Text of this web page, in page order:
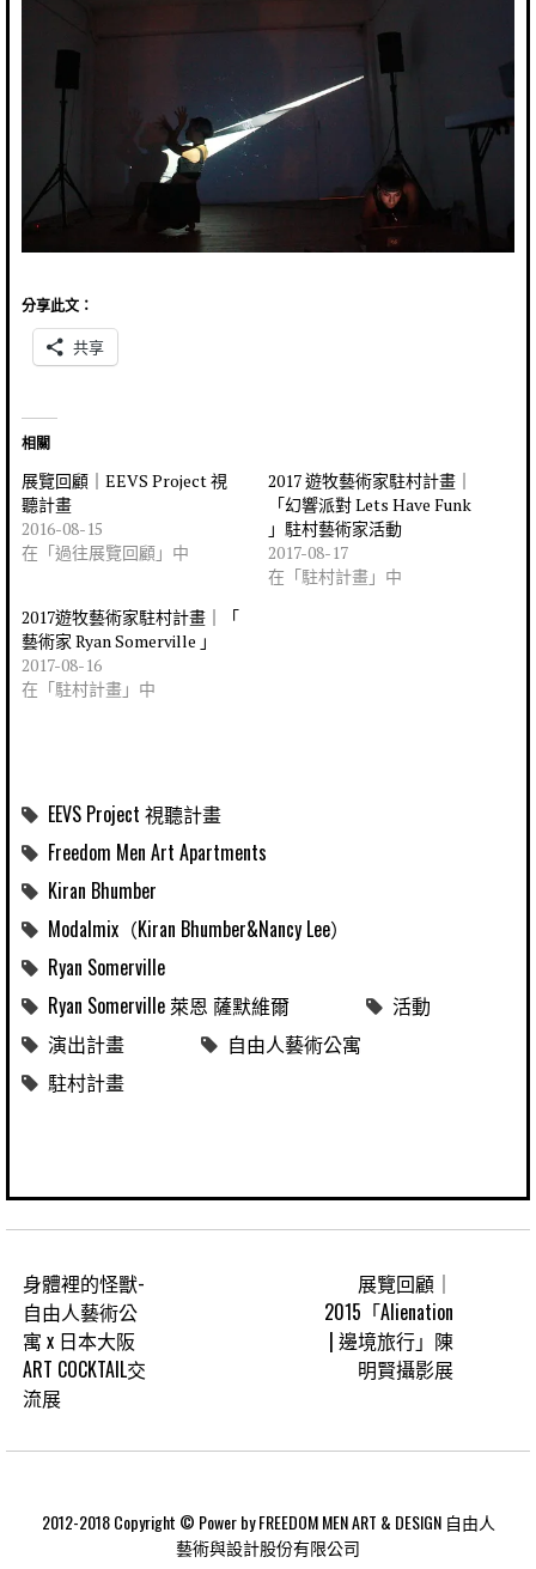
分享此文：
共享
相關
展覽回顧｜EEVS Project 視
聽計畫
2016-08-15
在「過往展覽回顧」中
2017 遊牧藝術家駐村計畫｜
「幻響派對 Lets Have Funk
」駐村藝術家活動
2017-08-17
在「駐村計畫」中
2017遊牧藝術家駐村計畫｜「
藝術家 Ryan Somerville 」
2017-08-16
在「駐村計畫」中
EEVS Project 視聽計畫
Freedom Men Art Apartments
Kiran Bhumber
Modalmix（Kiran Bhumber&Nancy Lee）
Ryan Somerville
Ryan Somerville 萊恩 薩默維爾
活動
演出計畫
自由人藝術公寓
駐村計畫
身體裡的怪獸-
自由人藝術公
寓 x 日本大阪
ART COCKTAIL交
流展
展覽回顧｜
2015「Alienation
| 邊境旅行」陳
明賢攝影展
2012-2018 Copyright © Power by FREEDOM MEN ART & DESIGN 自由人
藝術與設計股份有限公司